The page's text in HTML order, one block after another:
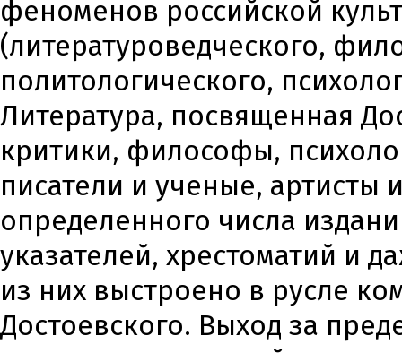
феноменов российской
(литературоведческого,
политологического,
Литература, посвященная
критики, философы,
писатели и ученые,
определенного числа
указателей, хрестоматий и
из них выстроено в русле
Достоевского. Выход за